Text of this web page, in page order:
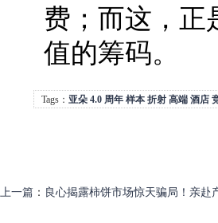
费；而这，正
值的筹码。
Tags： 亚朵 4.0 周年 样本 折射 高端 酒店
上一篇 ： 良心揭露柿饼市场惊天骗局！亲赴